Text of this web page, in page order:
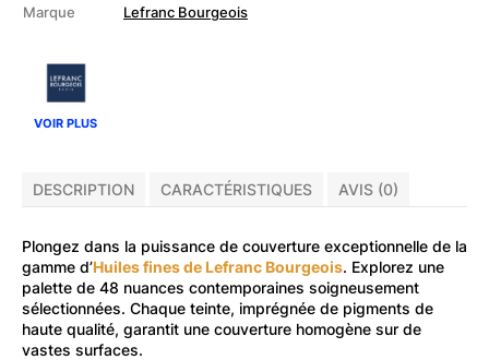
Marque
Lefranc Bourgeois
VOIR PLUS
DESCRIPTION CARACTÉRISTIQUES AVIS (0)
Plongez dans la puissance de couverture exceptionnelle de la
gamme d’Huiles fines de Lefranc Bourgeois. Explorez une
palette de 48 nuances contemporaines soigneusement
sélectionnées. Chaque teinte, imprégnée de pigments de
haute qualité, garantit une couverture homogène sur de
vastes surfaces.